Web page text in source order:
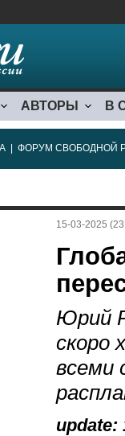
АВТОРЫ В
ФОРУМ СВОБОДНОЙ
15-03-2025
Юрий
скоро
всеми
update: